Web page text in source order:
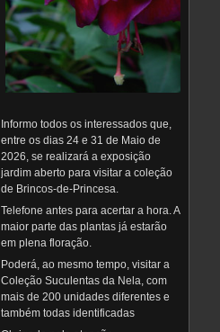
Informo todos os interessados que,
entre os dias 24 e 31 de Maio de
2026, se realizará a exposição
jardim aberto para visitar a coleção
de Brincos-de-Princesa.
Telefone antes para acertar a hora. A
maior parte das plantas já estarão
em plena floração.
Poderá, ao mesmo tempo, visitar a
Coleção Suculentas da Nela, com
mais de 200 unidades diferentes e
também todas identificadas